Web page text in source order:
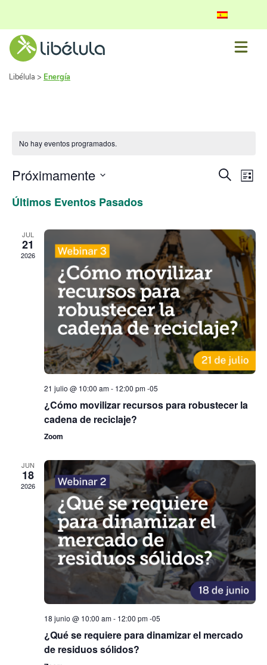
Libélula > Energía
No hay eventos programados.
y
vistas
de
Buscar
de
Lista
Próximamente
fecha.
Últimos Eventos Pasados
JUL
21
2026
21 julio @ 10:00 am- 12:00 pm -05
¿Cómo movilizar recursos para robustecer la
cadena de reciclaje?
Zoom
JUN
18
2026
18 junio @ 10:00 am- 12:00 pm -05
¿Qué se requiere para dinamizar el mercado
de residuos sólidos?